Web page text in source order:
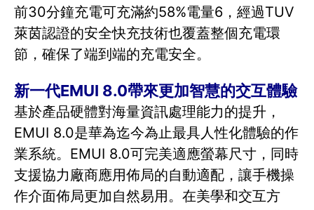
前30分鐘充電可充滿約58%電量6，經過TUV
萊茵認證的安全快充技術也覆蓋整個充電環
節，確保了端到端的充電安全。
新一代EMUI 8.0帶來更加智慧的交互體驗
基於產品硬體對海量資訊處理能力的提升，
EMUI 8.0是華為迄今為止最具人性化體驗的作
業系統。EMUI 8.0可完美適應螢幕尺寸，同時
支援協力廠商應用佈局的自動適配，讓手機操
作介面佈局更加自然易用。在美學和交互方